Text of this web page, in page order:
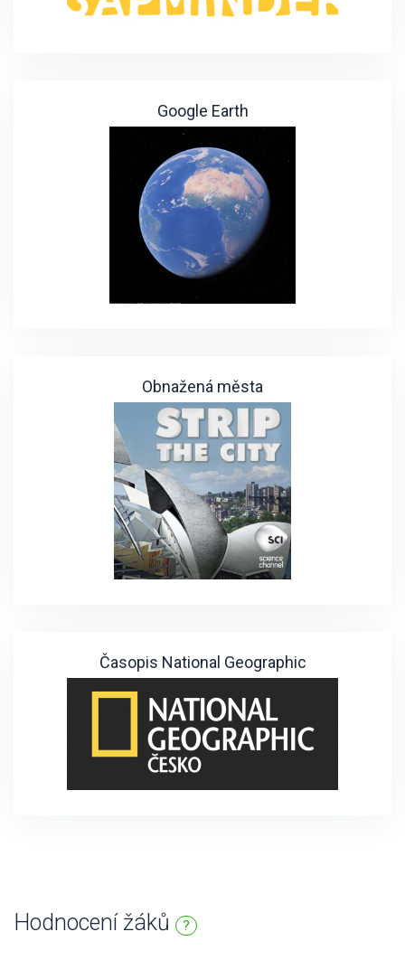
Google Earth
Obnažená města
Časopis National Geographic
Hodnocení žáků ?